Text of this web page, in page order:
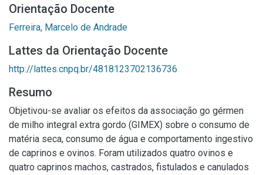
Orientação Docente
Ferreira, Marcelo de Andrade
Lattes da Orientação Docente
http://lattes.cnpq.br/4818123702136736
Resumo
Objetivou-se avaliar os efeitos da associação go gérmen
de milho integral extra gordo (GIMEX) sobre o consumo de
matéria seca, consumo de água e comportamento ingestivo
de caprinos e ovinos. Foram utilizados quatro ovinos e
quatro caprinos machos, castrados, fistulados e canulados